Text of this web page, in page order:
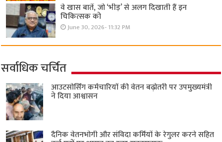
वे खास बातें, जो ‘भीड़’ से अलग दिखाती हैं इन
चिकित्सक को
June 30, 2026- 11:32 PM
सर्वाधिक चर्चित
आउटसोर्सिंग कर्मचारियों की वेतन बढ़ोतरी पर उपमुख्यमंत्री
ने दिया आश्वासन
दैनिक वेतनभोगी और संविदा कर्मियों के रेगुलर करने सहित